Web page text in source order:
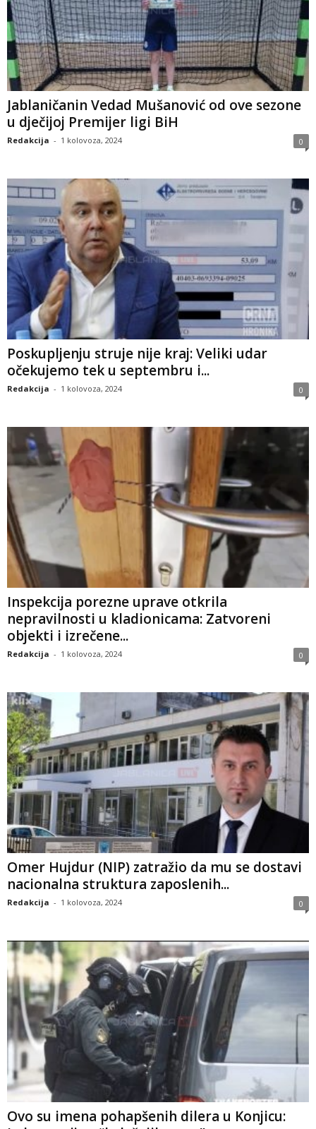
Jablaničanin Vedad Mušanović od ove sezone
u dječijoj Premijer ligi BiH
Redakcija - 1 kolovoza, 2024 0
Poskupljenju struje nije kraj: Veliki udar
očekujemo tek u septembru i...
Redakcija - 1 kolovoza, 2024 0
Inspekcija porezne uprave otkrila
nepravilnosti u kladionicama: Zatvoreni
objekti i izrečene...
Redakcija - 1 kolovoza, 2024 0
Omer Hujdur (NIP) zatražio da mu se dostavi
nacionalna struktura zaposlenih...
Redakcija - 1 kolovoza, 2024 0
Ovo su imena pohapšenih dilera u Konjicu: